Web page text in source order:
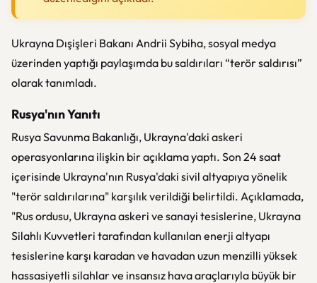
Ukrayna Dışişleri Bakanı Andrii Sybiha, sosyal medya
üzerinden yaptığı paylaşımda bu saldırıları “terör saldırısı”
olarak tanımladı.
Rusya'nın Yanıtı
Rusya Savunma Bakanlığı, Ukrayna'daki askeri
operasyonlarına ilişkin bir açıklama yaptı. Son 24 saat
içerisinde Ukrayna'nın Rusya'daki sivil altyapıya yönelik
"terör saldırılarına" karşılık verildiği belirtildi. Açıklamada,
"Rus ordusu, Ukrayna askeri ve sanayi tesislerine, Ukrayna
Silahlı Kuvvetleri tarafından kullanılan enerji altyapı
tesislerine karşı karadan ve havadan uzun menzilli yüksek
hassasiyetli silahlar ve insansız hava araçlarıyla büyük bir